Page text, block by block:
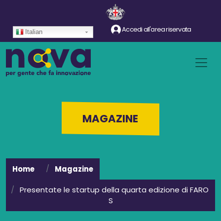
Salta al contenuto principale
Italian Accedi all'area riservata
MAGAZINE
Home
Magazine
Presentate le startup della quarta edizione di FARO
S